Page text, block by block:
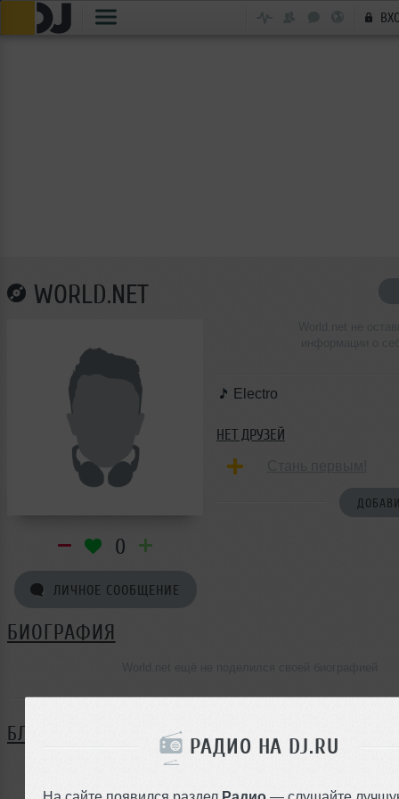
РАДИО НА DJ.RU
На сайте появился раздел Радио — слушайте
WORLD.NET
0
ЛИЧНОЕ СООБЩЕНИЕ
Electro
НЕТ ДРУЗЕЙ
БИОГРАФИЯ
БЛОГ